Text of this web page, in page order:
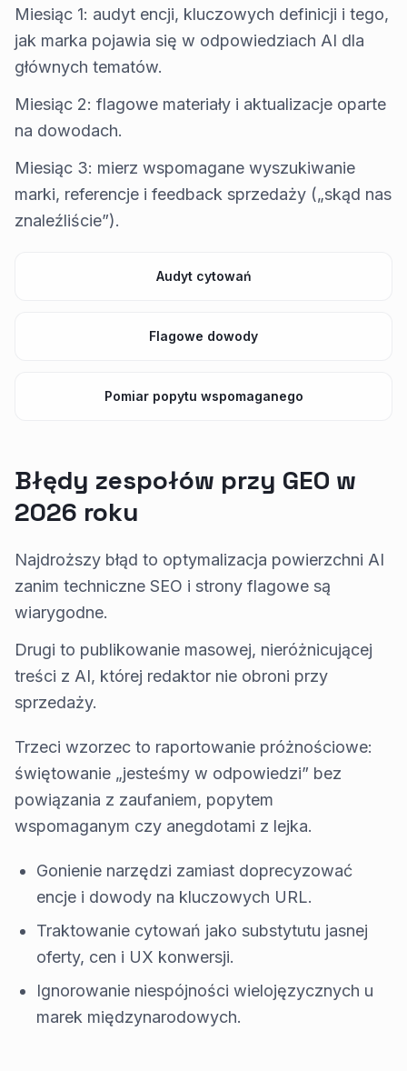
Miesiąc 1: audyt encji, kluczowych definicji i tego,
jak marka pojawia się w odpowiedziach AI dla
głównych tematów.
Miesiąc 2: flagowe materiały i aktualizacje oparte
na dowodach.
Miesiąc 3: mierz wspomagane wyszukiwanie
marki, referencje i feedback sprzedaży („skąd nas
znaleźliście”).
Audyt cytowań
Flagowe dowody
Pomiar popytu wspomaganego
Błędy zespołów przy GEO w
2026 roku
Najdroższy błąd to optymalizacja powierzchni AI
zanim techniczne SEO i strony flagowe są
wiarygodne.
Drugi to publikowanie masowej, nieróżnicującej
treści z AI, której redaktor nie obroni przy
sprzedaży.
Trzeci wzorzec to raportowanie próżnościowe:
świętowanie „jesteśmy w odpowiedzi” bez
powiązania z zaufaniem, popytem
wspomaganym czy anegdotami z lejka.
Gonienie narzędzi zamiast doprecyzować
encje i dowody na kluczowych URL.
Traktowanie cytowań jako substytutu jasnej
oferty, cen i UX konwersji.
Ignorowanie niespójności wielojęzycznych u
marek międzynarodowych.